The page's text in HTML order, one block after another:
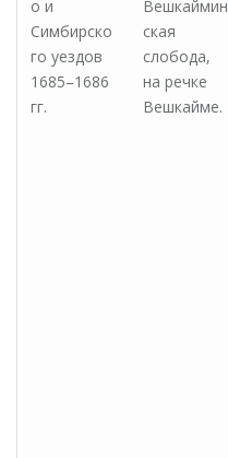
о и
Симбирско
го уездов
1685–1686
гг.
Вешкаймин
ская
слобода,
на речке
Вешкайме.